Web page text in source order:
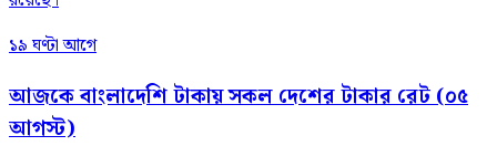
১৯ ঘণ্টা আগে
আজকে বাংলাদেশি টাকায় সকল দেশের টাকার রেট (০৫
আগস্ট)